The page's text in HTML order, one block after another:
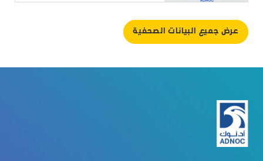
عرض جميع البيانات الصحفية